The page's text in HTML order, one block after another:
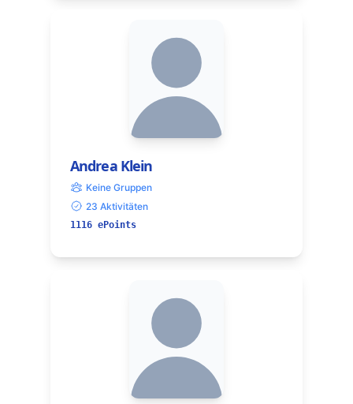
Andrea Klein
Keine Gruppen
23 Aktivitäten
1116 ePoints